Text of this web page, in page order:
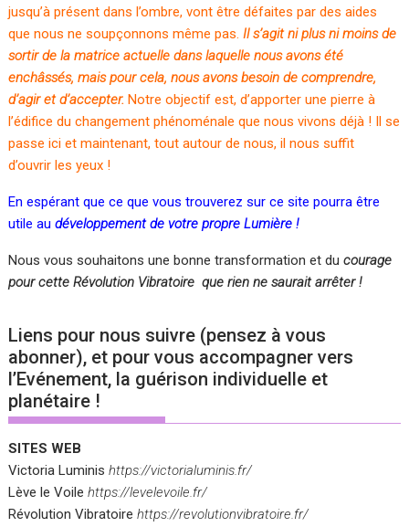
jusqu’à présent dans l’ombre, vont être défaites par des aides
que nous ne soupçonnons même pas. Il s’agit ni plus ni moins de
sortir de la matrice actuelle dans laquelle nous avons été
enchâssés, mais pour cela, nous avons besoin de comprendre,
d’agir et d’accepter. Notre objectif est, d’apporter une pierre à
l’édifice du changement phénoménale que nous vivons déjà ! Il se
passe ici et maintenant, tout autour de nous, il nous suffit
d’ouvrir les yeux !
En espérant que ce que vous trouverez sur ce site pourra être
utile audéveloppement de votre propre Lumière !
Nous vous souhaitons une bonne transformation et ducourage
pour cette Révolution Vibratoire que rien ne saurait arrêter !
Liens pour nous suivre (pensez à vous
abonner), et pour vous accompagner vers
l’Evénement, la guérison individuelle et
planétaire !
SITES WEB
Victoria Luminishttps://victorialuminis.fr/
Lève le Voilehttps://levelevoile.fr/
Révolution Vibratoirehttps://revolutionvibratoire.fr/